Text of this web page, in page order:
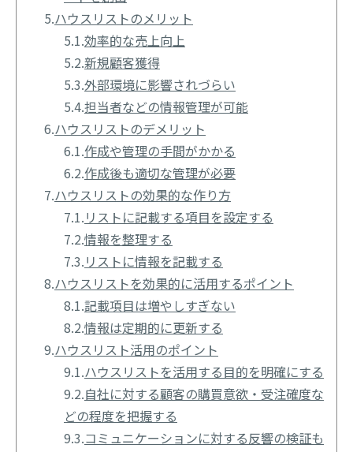
5.ハウスリストのメリット
5.1.効率的な売上向上
5.2.新規顧客獲得
5.3.外部環境に影響されづらい
5.4.担当者などの情報管理が可能
6.ハウスリストのデメリット
6.1.作成や管理の手間がかかる
6.2.作成後も適切な管理が必要
7.ハウスリストの効果的な作り方
7.1.リストに記載する項目を設定する
7.2.情報を整理する
7.3.リストに情報を記載する
8.ハウスリストを効果的に活用するポイント
8.1.記載項目は増やしすぎない
8.2.情報は定期的に更新する
9.ハウスリスト活用のポイント
9.1.ハウスリストを活用する目的を明確にする
9.2.自社に対する顧客の購買意欲・受注確度な
どの程度を把握する
9.3.コミュニケーションに対する反響の検証も